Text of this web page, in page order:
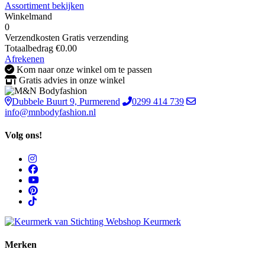
Assortiment bekijken
Winkelmand
0
Verzendkosten Gratis verzending
Totaalbedrag €0.00
Afrekenen
Kom naar onze winkel om te passen
Gratis advies in onze winkel
Dubbele Buurt 9, Purmerend
0299 414 739
info@mnbodyfashion.nl
Volg ons!
Merken